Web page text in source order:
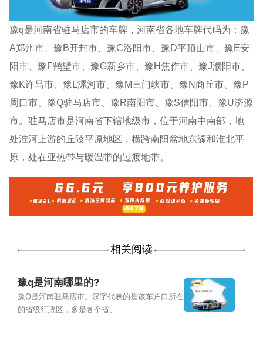
豫q是河南省驻马店市的车牌，河南省各地车牌代码为：豫
A郑州市、豫B开封市、豫C洛阳市、豫D平顶山市、豫E安
阳市、豫F鹤壁市、豫G新乡市、豫H焦作市、豫J濮阳市、
豫K许昌市、豫L漯河市、豫M三门峡市、豫N商丘市、豫P
周口市、豫Q驻马店市、豫R南阳市、豫S信阳市、豫U济源
市。驻马店市是河南省下辖地级市，位于河南中南部，地
处淮河上游的丘陵平原地区，横跨南阳盆地东缘和淮北平
原，处在亚热带与暖温带的过渡地带。
相关阅读
豫q是河南哪里的?
豫Q是河南驻马店市。汉字代表的是该车户口所在
的省级行政区，多是各个省、...